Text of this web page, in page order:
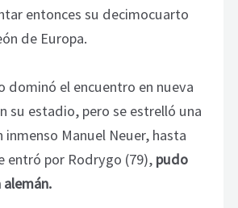
entonces su decimocuarto
de Europa.
dominó el encuentro en nueva
su estadio, pero se estrelló una
inmenso Manuel Neuer, hasta
entró por Rodrygo (79), pudo